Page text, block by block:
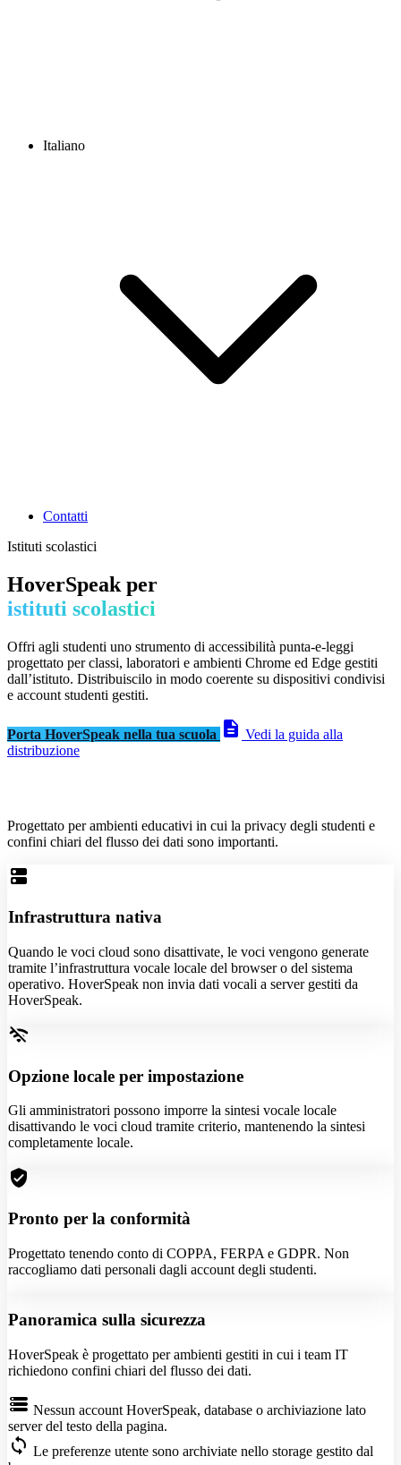
Italiano
Contatti
Istituti scolastici
HoverSpeak per
istituti scolastici
Offri agli studenti uno strumento di accessibilità punta-e-leggi
progettato per classi, laboratori e ambienti Chrome ed Edge gestiti
dall’istituto. Distribuiscilo in modo coerente su dispositivi condivisi
e account studenti gestiti.
Porta HoverSpeak nella tua scuola description Vedi la guida alla
distribuzione
Progettato per ambienti educativi in cui la privacy degli studenti e
confini chiari del flusso dei dati sono importanti.
dns
Infrastruttura nativa
Quando le voci cloud sono disattivate, le voci vengono generate
tramite l’infrastruttura vocale locale del browser o del sistema
operativo. HoverSpeak non invia dati vocali a server gestiti da
HoverSpeak.
wifi_off
Opzione locale per impostazione
Gli amministratori possono imporre la sintesi vocale locale
disattivando le voci cloud tramite criterio, mantenendo la sintesi
completamente locale.
verified_user
Pronto per la conformità
Progettato tenendo conto di COPPA, FERPA e GDPR. Non
raccogliamo dati personali dagli account degli studenti.
Panoramica sulla sicurezza
HoverSpeak è progettato per ambienti gestiti in cui i team IT
richiedono confini chiari del flusso dei dati.
storage Nessun account HoverSpeak, database o archiviazione lato
server del testo della pagina.
sync Le preferenze utente sono archiviate nello storage gestito dal